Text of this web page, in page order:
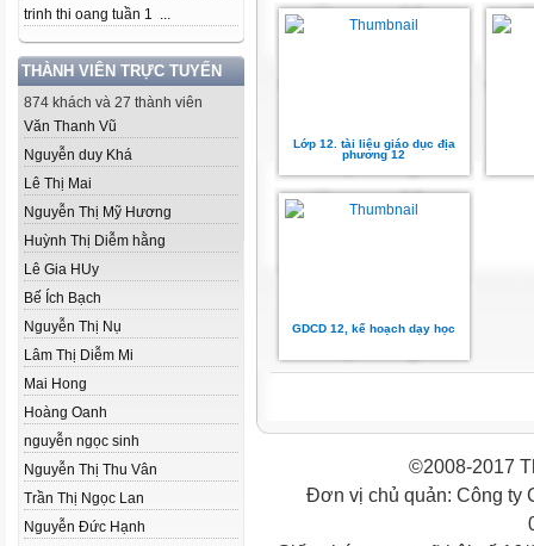
trinh thi oang tuần 1 ...
THÀNH VIÊN TRỰC TUYẾN
874 khách và 27 thành viên
Văn Thanh Vũ
Nguyễn duy Khá
Lê Thị Mai
Nguyễn Thị Mỹ Hương
Huỳnh Thị Diễm hằng
Lê Gia HUy
Bế Ích Bạch
Nguyễn Thị Nụ
Lâm Thị Diễm Mi
Mai Hong
Hoàng Oanh
nguyễn ngọc sinh
Nguyễn Thị Thu Vân
Trần Thị Ngọc Lan
Nguyễn Đức Hạnh
Lớp 12. tài liệu giáo dục địa
phương 12
GDCD 12, kế hoạch dạy học
©2008-2017
Đơn vị chủ quản: Công ty